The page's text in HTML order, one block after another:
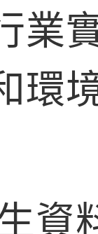
業
環
資